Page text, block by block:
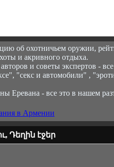
об охотничьем оружии,
и акривного отдыха.
и советы экспертов -
"секс и автомобили" ,
Еревана - все это в нашем раз
в Армении
Դեղին էջեր